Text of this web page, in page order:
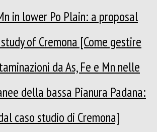
in lower Po Plain: a proposal
of Cremona [Come gestire
da As, Fe e Mn nelle
della bassa Pianura Padana:
caso studio di Cremona]